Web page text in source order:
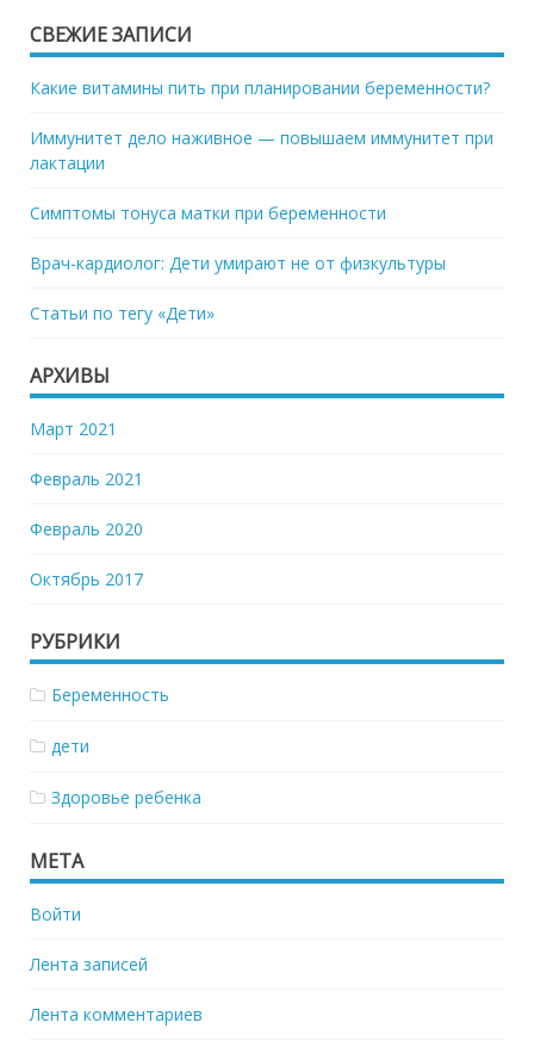
СВЕЖИЕ ЗАПИСИ
Какие витамины пить при планировании беременности?
Иммунитет дело наживное — повышаем иммунитет при
лактации
Симптомы тонуса матки при беременности
Врач-кардиолог: Дети умирают не от физкультуры
Статьи по тегу «Дети»
АРХИВЫ
Март 2021
Февраль 2021
Февраль 2020
Октябрь 2017
РУБРИКИ
Беременность
дети
Здоровье ребенка
МЕТА
Войти
Лента записей
Лента комментариев